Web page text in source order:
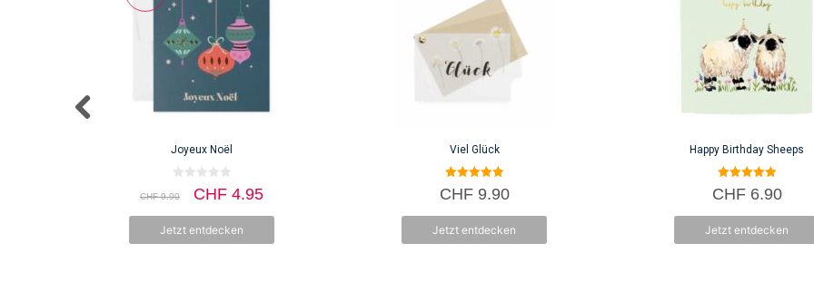
Joyeux Noël
v
5
CHF9.90
Ursprünglicher
war:
CHF 9.90
CHF 4.95Aktueller
CHF 4.95.
Jetzt entdecken
Viel Glück
5.00
von 5
CHF9.90
Jetzt entdecken
Happy Birthday Sheeps
5.00
von 5
CHF6.90
Jetzt entdecken